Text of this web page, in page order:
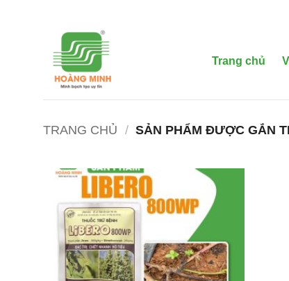
Trang chủ
TRANG CHỦ / SẢN PHẨM ĐƯỢC GẮN